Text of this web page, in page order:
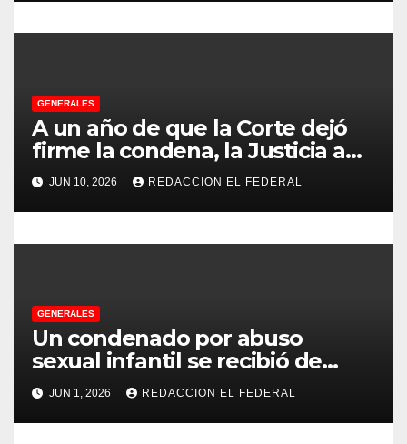
a
d
a
s
GENERALES
A un año de que la Corte dejó
firme la condena, la Justicia aún
no pudo decomisarle ni un peso
a CFK
JUN 10, 2026 REDACCION EL FEDERAL
GENERALES
Un condenado por abuso
sexual infantil se recibió de
psicopedagogo dentro del
Servicio Penitenciario de La
Rioja
JUN 1, 2026 REDACCION EL FEDERAL